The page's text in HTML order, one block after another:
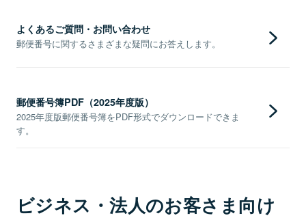
よくあるご質問・お問い合わせ
郵便番号に関するさまざまな疑問にお答えします。
郵便番号簿PDF（2025年度版）
2025年度版郵便番号簿をPDF形式でダウンロードできま
す。
ビジネス・法人のお客さま向け